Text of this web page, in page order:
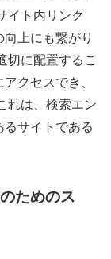
イト内リンク
上にも繋がり
切に配置するこ
クセスでき、
れは、検索エン
るサイトである
ためのス